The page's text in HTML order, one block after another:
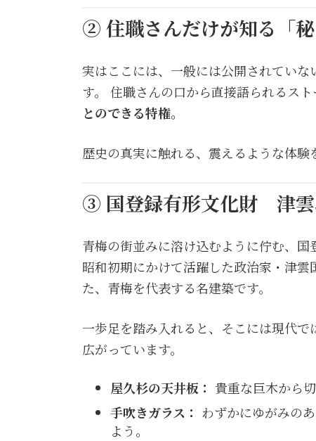
② 住職さんだけが知る「秘
実はここには、一般には公開されてい
す。 住職さんの口から直接語られるス
とのできる特権。
歴史の真実に触れる、震えるような体験
③ 国登録有形文化財 津
青梅の街並みに溶け込むように佇む、
昭和初期にかけて活躍した政治家・津
た、青梅を代表する名建築です。
一歩足を踏み入れると、そこには現代
広がっています。
屋久杉の天井板： 貴重な巨木から
手吹きガラス： わずかにゆがみの
よう。